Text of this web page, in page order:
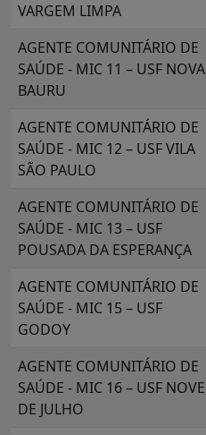
VARGEM LIMPA
AGENTE COMUNITÁRIO DE
SAÚDE - MIC 11 – USF NOVA
BAURU
AGENTE COMUNITÁRIO DE
SAÚDE - MIC 12 – USF VILA
SÃO PAULO
AGENTE COMUNITÁRIO DE
SAÚDE - MIC 13 – USF
POUSADA DA ESPERANÇA
AGENTE COMUNITÁRIO DE
SAÚDE - MIC 15 – USF
GODOY
AGENTE COMUNITÁRIO DE
SAÚDE - MIC 16 – USF NOVE
DE JULHO